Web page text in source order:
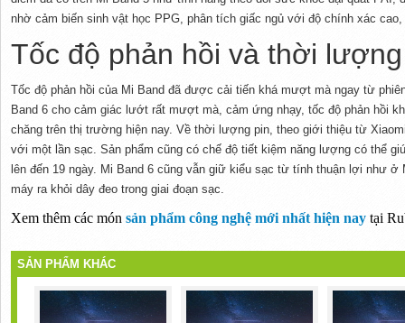
nhờ cảm biến sinh vật học PPG, phân tích giấc ngủ với độ chính xác
Tốc độ phản hồi và thời
Tốc độ phản hồi của Mi Band đã được cải tiến khá mượt mà ngay từ
Band 6 cho cảm giác lướt rất mượt mà, cảm ứng nhạy, tốc độ phản hồi
chăng trên thị trường hiện nay. Về thời lượng pin, theo giới thiệu từ
với một lần sạc. Sản phẩm cũng có chế độ tiết kiệm năng lượng có thể
lên đến 19 ngày. Mi Band 6 cũng vẫn giữ kiểu sạc từ tính thuận lợi như ở
máy ra khỏi dây đeo trong giai đoạn sạc.
Xem thêm các món sản phẩm công nghệ mới nhất hiện naytại
SẢN PHẨM KHÁC